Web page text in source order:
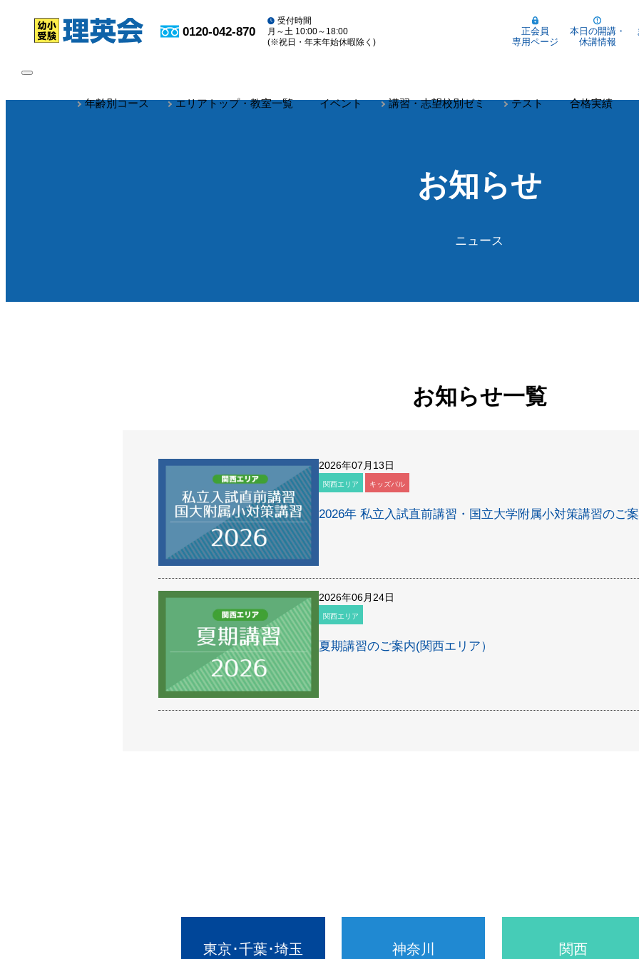
0120-042-870
受付時間
月～土 10:00～18:00
(※祝日・年末年始休暇除く)
正会員
専用ページ
本日の開講・
休講情報
toggle
年齢別コース エリアトップ・教室一覧 イベント 講習・志望校別ゼミ テスト 合格実績
お知らせ
ニュース
お知らせ一覧
2026年07月13日
関西エリア キッズパル
2026年 私立入試直前講習・国立大学附属小対策講習のご
2026年06月24日
関西エリア
夏期講習のご案内(関西エリア）
東京･千葉･埼玉 神奈川 関西